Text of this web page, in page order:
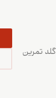
تمرین